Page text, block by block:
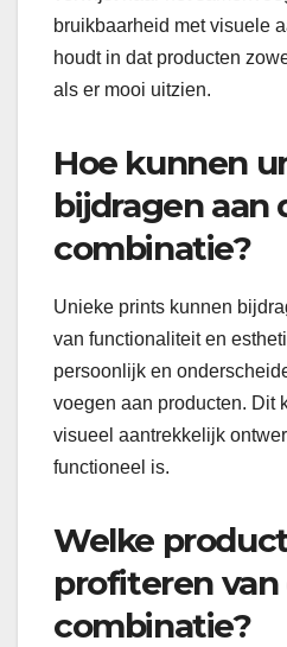
bruikbaarheid met visuele
houdt in dat producten
als er mooi uitzien.
Hoe kunnen
bijdragen aan
combinatie?
Unieke prints kunnen
van functionaliteit en
persoonlijk en
voegen aan producten. Dit
visueel aantrekkelijk
functioneel is.
Welke
profiteren van
combinatie?